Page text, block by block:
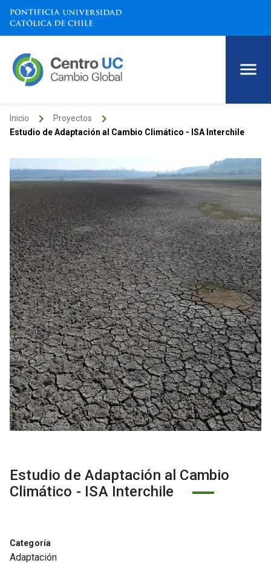
Inicio keyboard_arrow_right Proyectos keyboard_arrow_right
Estudio de Adaptación al Cambio Climático - ISA Interchile
Estudio de Adaptación al Cambio
Climático - ISA Interchile
Categoría
Adaptación